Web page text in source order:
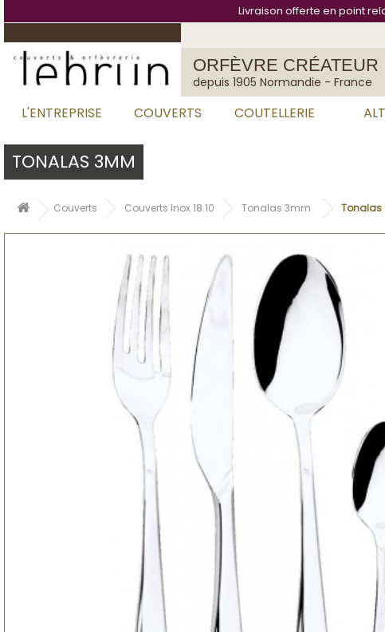
Livraison offerte en point
ORFÈVRE CRÉATEUR
depuis 1905 Normandie - France
L'ENTREPRISE COUVERTS COUTELLERIE
TONALAS 3MM
Couverts Couverts Inox 18.10 Tonalas 3mm Tonalas